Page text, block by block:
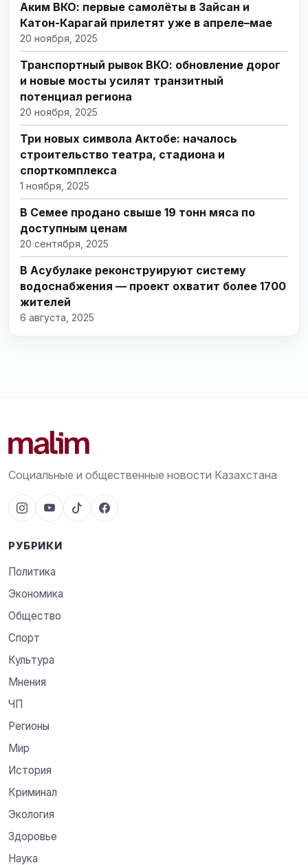
Аким ВКО: первые самолёты в Зайсан и
Катон-Карагай прилетят уже в апреле–мае
20 ноября, 2025
Транспортный рывок ВКО: обновление дорог
и новые мосты усилят транзитный
потенциал региона
20 ноября, 2025
Три новых символа Актобе: началось
строительство театра, стадиона и
спорткомплекса
1 ноября, 2025
В Семее продано свыше 19 тонн мяса по
доступным ценам
20 сентября, 2025
В Асубулаке реконструируют систему
водоснабжения — проект охватит более 1700
жителей
6 августа, 2025
Социальные и общественные новости Казахстана
РУБРИКИ
Политика
Экономика
Общество
Спорт
Культура
Мнения
ЧП
Регионы
Мир
История
Криминал
Экология
Здоровье
Наука